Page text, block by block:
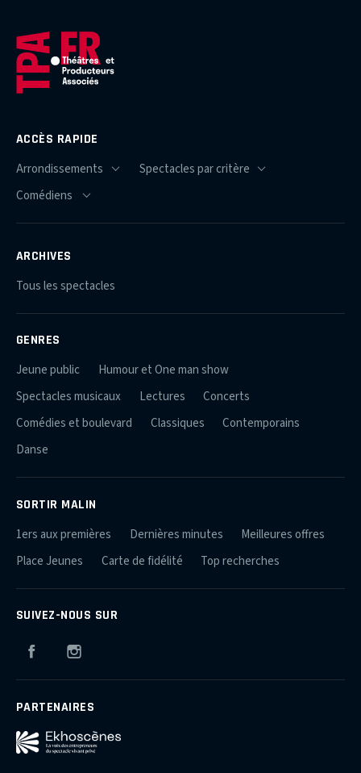
ACCÈS RAPIDE
ARCHIVES
Tous les spectacles
GENRES
Jeune public
Humour et One man show
Spectacles musicaux
Lectures
Concerts
Comédies et boulevard
Classiques
Contemporains
Danse
SORTIR MALIN
1ers aux premières Dernières minutes
Meilleures offres
Place Jeunes
Carte de fidélité Top recherches
SUIVEZ-NOUS SUR
Facebook
PARTENAIRES